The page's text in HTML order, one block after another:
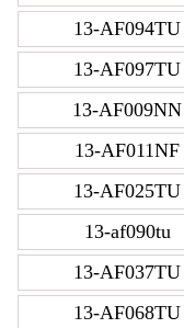
13-AF094TU
13-AF097TU
13-AF009NN
13-AF011NF
13-AF025TU
13-af090tu
13-AF037TU
13-AF068TU